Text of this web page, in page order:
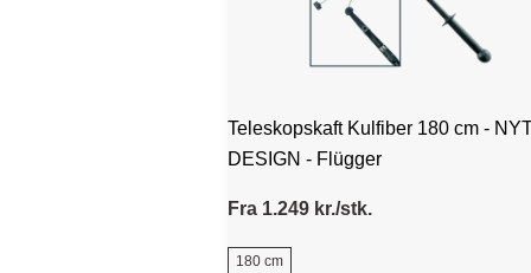
Teleskopskaft Kulfiber 180 cm -
DESIGN - Flügger
Fra 1.249 kr./stk.
180 cm